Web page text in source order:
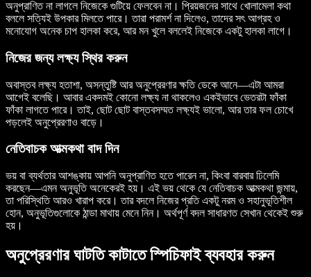
অনুপ্রাণিত না লাগলে নিজেকে গুটিয়ে ফেলবেন না। প্রিয়জনের সাথে খোলামেলা কথা
বললে সত্যিই উপকার মিলতে পারে। তারা পরামর্শ না দিলেও, তাদের সৎ আগ্রহ ও
মনোযোগ অনেক চাপ হালকা করে, আর মন খুলে বললেই নিজেকে একটু হালকা লাগে।
নিজের জন্য লক্ষ্য স্থির করুন
অবাস্তব লক্ষ্য হতাশা, অসন্তুষ্টি আর অনুপ্রেরণার ক্ষতি ডেকে আনে—এটা আমরা
আগেই বলেছি। আবার একদমই কোনো লক্ষ্য না থাকলেও একইভাবে ভেতরটা ফাঁকা
ফাঁকা লাগতে পারে। তাই, ছোট ছোট বাস্তবসম্মত লক্ষ্যই ভালো, আর তার ফল চোখে
পড়লেই অনুপ্রেরণাও বাড়ে।
নেতিবাচক আত্মকথা বাদ দিন
ভয় বা ব্যর্থতার আশঙ্কায় আপনি অনুপ্রাণিত হতে পারেন না, কিংবা বারবার ঢিলেমি
করছেন—এমন অনুভূতি অনেকেরই হয়। এই ভয় থেকে যে নেতিবাচক আত্মকথা জন্মায়,
তা পরিস্থিতি আরও খারাপ করে। তার বদলে নিজের প্রতি একটু নরম ও সহানুভূতিশীল
হোন, অনুভূতিগুলোকে ঠান্ডা মাথায় মেনে নিন। অর্থপূর্ণ বদল সাধারণত সেখান থেকেই শুরু
হয়।
অনুপ্রেরণার ঘাটতি কাটাতে স্পিচিফাই ব্যবহার করুন